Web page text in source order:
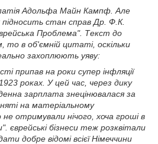
Адольфа Майн Кампф. Але
стан справ Др. Ф.К.
Проблема". Текст до
то в об'ємній цитаті, оскільки
захоплюють уяву:
припав на роки супер інфляції
роках. У цей час, через дику
зарплата знецінювалася за
на матеріальному
отримували нічого, хоча гроші в
єврейські бізнеси теж розквітали
добре відомі всієї Німеччини